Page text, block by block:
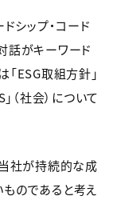
シップ・コード
話がキーワード
「ESG取組方針」
」（社会）について
社が持続的な成
のであると考え